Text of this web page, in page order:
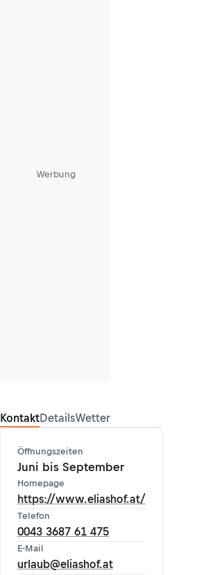
Werbung
KontaktDetailsWetter
Öffnungszeiten
Juni bis September
Homepage
https://www.eliashof.at/
Telefon
0043 3687 61 475
E-Mail
urlaub@eliashof.at